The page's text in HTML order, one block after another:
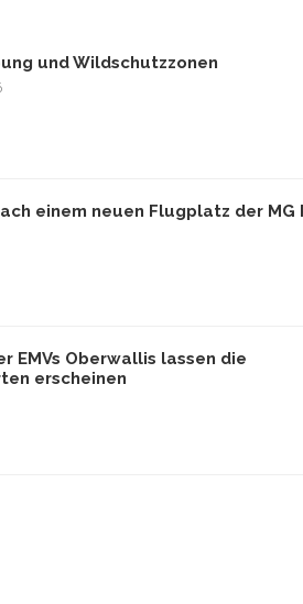
und Wildschutzzonen
einem neuen Flugplatz der MG
EMVs Oberwallis lassen die
erscheinen